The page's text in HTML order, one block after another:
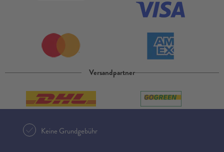
Versandpartner
Keine Grundgebühr